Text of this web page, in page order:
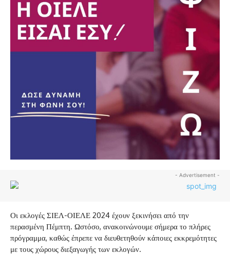
- Advertisement -
Οι εκλογές ΣΙΕΛ-ΟΙΕΛΕ 2024 έχουν ξεκινήσει από την
περασμένη Πέμπτη. Ωστόσο, ανακοινώνουμε σήμερα το πλήρες
πρόγραμμα, καθώς έπρεπε να διευθετηθούν κάποιες εκκρεμότητες
με τους χώρους διεξαγωγής των εκλογών.